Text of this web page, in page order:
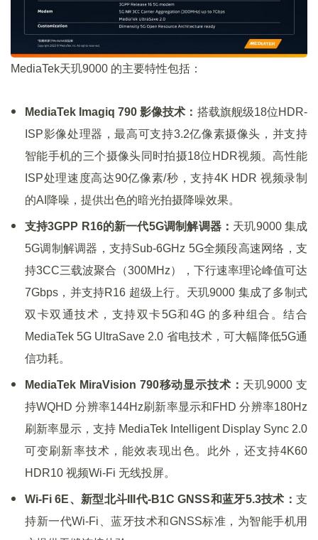
MediaTek天玑9000 的主要特性包括：
MediaTek Imagiq 790 影像技术： 搭载旗舰级18位HDR-
ISP影像处理器，最高可支持3.2亿像素摄像头，并支持
智能手机的三个摄像头同时拍摄18位HDR视频。高性能
ISP处理速度高达90亿像素/秒，支持4K HDR 视频录制
的AI降噪，提供出色的暗光拍摄降噪效果。
支持3GPP R16的新一代5G调制解调器： 天玑9000 集成
5G调制解调器，支持Sub-6GHz 5G全频段高速网络，支
持3CC三载波聚合（300MHz），下行速率理论峰值可达
7Gbps，并支持R16 超级上行。天玑9000 集成了多制式
双卡双通技术，支持双卡5G和4G 的多种组合。结合
MediaTek 5G UltraSave 2.0 省电技术，可大幅降低5G通
信功耗。
MediaTek MiraVision 790移动显示技术： 天玑9000 支
持WQHD 分辨率144Hz刷新率显示和FHD 分辨率180Hz
刷新率显示，支持 MediaTek Intelligent Display Sync 2.0
可变刷新率技术，能效表现出色。此外，还支持4K60
HDR10 视频Wi-Fi 无线投屏。
Wi-Fi 6E、新型北斗III代-B1C GNSS和蓝牙5.3技术： 支
持新一代Wi-Fi、蓝牙技术和GNSS标准，为智能手机用